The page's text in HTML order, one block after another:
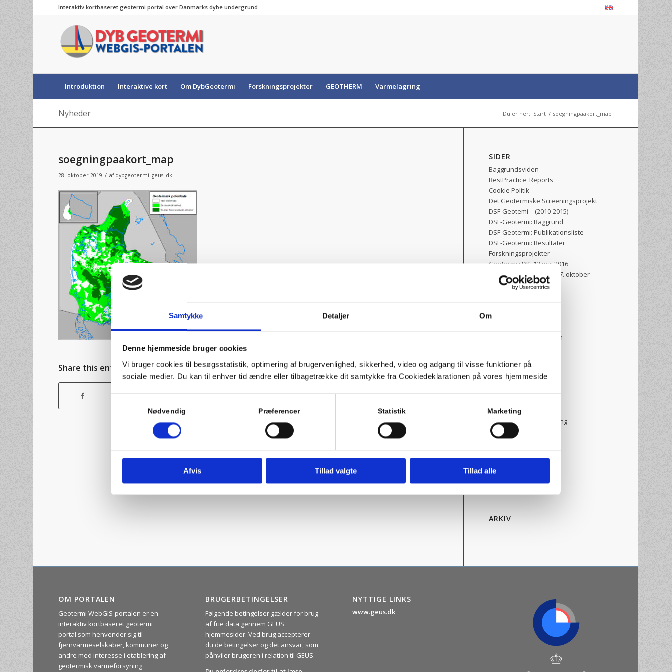
Samtykke Detaljer Om
Denne hjemmeside bruger cookies
Vi bruger cookies til besøgsstatistik, optimering af brugervenlighed, sikkerhed, video og adgang til visse funktioner på
sociale medier. Du kan til enhver tid ændre eller tilbagetrække dit samtykke fra Cookiedeklarationen på vores hjemmeside
Nødvendig Præferencer Statistik Marketing
Afvis Tillad valgte Tillad alle
Interaktiv kortbaseret geotermi portal over Danmarks dybe undergrund
Introduktion Interaktive kort Om DybGeotermi Forskningsprojekter GEOTHERM Varmelagring
Nyheder Du er her: Start / soegningpaakort_map
soegningpaakort_map
28. oktober 2019 / af dybgeotermi_geus_dk
Share this entry
SIDER
Baggrundsviden
BestPractice_Reports
Cookie Politik
Det Geotermiske Screeningsprojekt
DSF-Geotemi – (2010-2015)
DSF-Geotermi: Baggrund
DSF-Geotermi: Publikationsliste
DSF-Geotermi: Resultater
Forskningsprojekter
Geotermi i DK: 12 maj 2016
Geotermi-webinar den 7. oktober
GEOTHERM
Introduktion
Møder for Følgegruppen
Om DybGeotermi
Privacy policy
Privatlivspolitik
TEST SIDE
Tilgængelighedserklæring
Varmelagring
Videoguide
CATEGORIES
ARKIV
OM PORTALEN
Geotermi WebGIS-portalen er en
interaktiv kortbaseret geotermi
portal som henvender sig til
fjernvarmeselskaber, kommuner og
andre med interesse i etablering af
geotermisk varmeforsyning.
BRUGERBETINGELSER
Følgende betingelser gælder for brug
af frie data gennem GEUS'
hjemmesider. Ved brug accepterer
du de betingelser og det ansvar, som
påhviler brugeren i relation til GEUS.
NYTTIGE LINKS
www.geus.dk